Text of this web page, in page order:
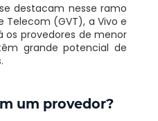
destacam nesse ramo
Telecom (GVT), a Vivo e
provedores de menor
grande potencial de
um provedor?